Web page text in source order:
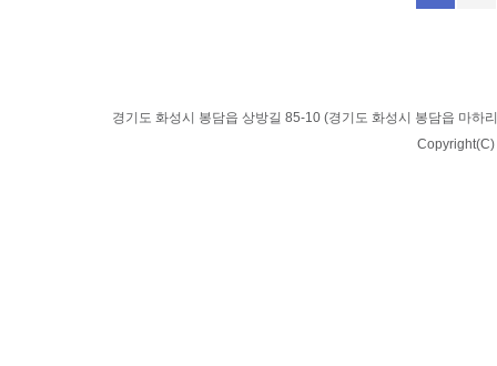
경기도 화성시 봉담읍 상방길 85-10 (경기도 화성시 봉담읍